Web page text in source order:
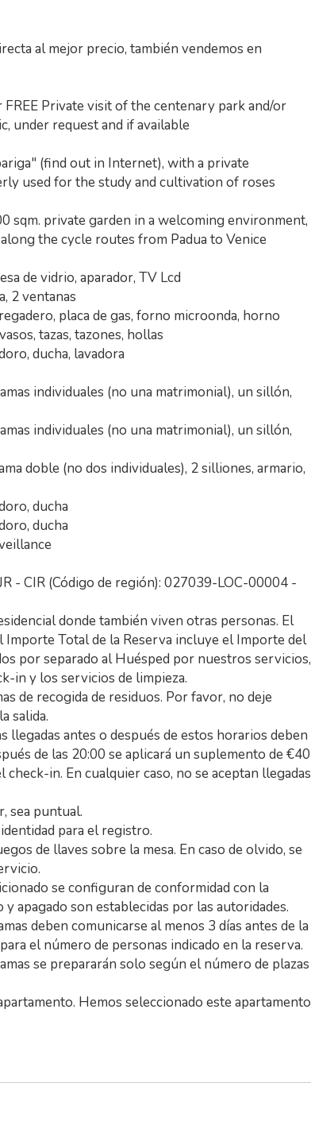
al mejor precio, también vendemos en
Private visit of the centenary park and/or
under request and if available
(find out in Internet), with a private
used for the study and cultivation of roses
sqm. private garden in a welcoming environment,
the cycle routes from Padua to Venice
de vidrio, aparador, TV Lcd
2 ventanas
placa de gas, forno microonda, horno
tazas, tazones, hollas
ducha, lavadora
individuales (no una matrimonial), un sillón,
individuales (no una matrimonial), un sillón,
doble (no dos individuales), 2 silliones, armario,
ducha
ducha
- CIR (Código de región): 027039-LOC-00004 -
donde también viven otras personas. El
Total de la Reserva incluye el Importe del
por separado al Huésped por nuestros servicios,
in y los servicios de limpieza.
de recogida de residuos. Por favor, no deje
salida.
llegadas antes o después de estos horarios deben
de las 20:00 se aplicará un suplemento de €40
in. En cualquier caso, no se aceptan llegadas
sea puntual.
para el registro.
de llaves sobre la mesa. En caso de olvido, se
se configuran de conformidad con la
apagado son establecidas por las autoridades.
deben comunicarse al menos 3 días antes de la
el número de personas indicado en la reserva.
se prepararán solo según el número de plazas
Hemos seleccionado este apartamento